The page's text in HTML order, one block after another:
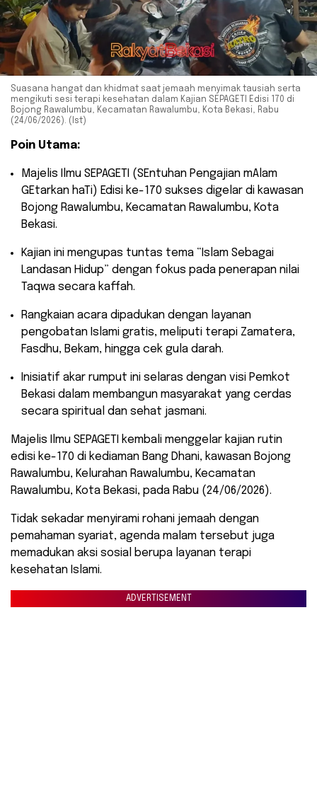
Suasana hangat dan khidmat saat jemaah menyimak tausiah serta
mengikuti sesi terapi kesehatan dalam Kajian SEPAGETI Edisi 170 di
Bojong Rawalumbu, Kecamatan Rawalumbu, Kota Bekasi, Rabu
(24/06/2026). (Ist)
Poin Utama:
​Majelis Ilmu SEPAGETI (SEntuhan Pengajian mAlam
GEtarkan haTi) Edisi ke-170 sukses digelar di kawasan
Bojong Rawalumbu, Kecamatan Rawalumbu, Kota
Bekasi.
​Kajian ini mengupas tuntas tema “Islam Sebagai
Landasan Hidup” dengan fokus pada penerapan nilai
Taqwa secara kaffah.
​Rangkaian acara dipadukan dengan layanan
pengobatan Islami gratis, meliputi terapi Zamatera,
Fasdhu, Bekam, hingga cek gula darah.
​Inisiatif akar rumput ini selaras dengan visi Pemkot
Bekasi dalam membangun masyarakat yang cerdas
secara spiritual dan sehat jasmani.
​Majelis Ilmu SEPAGETI kembali menggelar kajian rutin
edisi ke-170 di kediaman Bang Dhani, kawasan Bojong
Rawalumbu, Kelurahan Rawalumbu, Kecamatan
Rawalumbu, Kota Bekasi, pada Rabu (24/06/2026).
Tidak sekadar menyirami rohani jemaah dengan
pemahaman syariat, agenda malam tersebut juga
memadukan aksi sosial berupa layanan terapi
kesehatan Islami.
ADVERTISEMENT